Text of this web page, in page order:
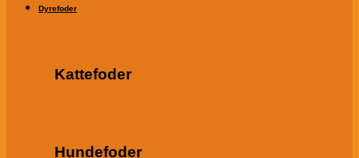
Dyrefoder
Kattefoder
Hundefoder